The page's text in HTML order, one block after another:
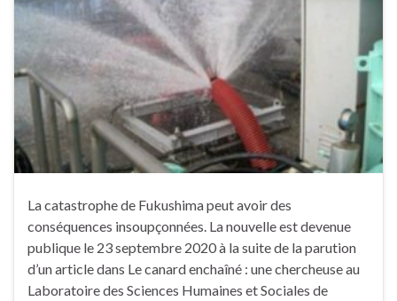
La catastrophe de Fukushima peut avoir des
conséquences insoupçonnées. La nouvelle est devenue
publique le 23 septembre 2020 à la suite de la parution
d’un article dans Le canard enchaîné : une chercheuse au
Laboratoire des Sciences Humaines et Sociales de